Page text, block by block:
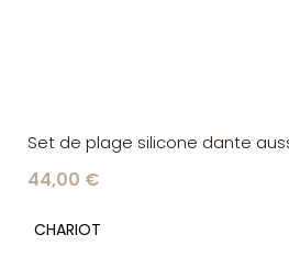
Set de plage silicone dante
44,00 €
CHARIOT